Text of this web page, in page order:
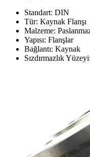
Standart: DIN
Tür: Kaynak Flanşı
Malzeme:
Yapısı: Flanşlar
Bağlantı: Kaynak
Sızdırmazlık